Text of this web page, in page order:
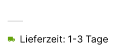
Lieferzeit: 1-3 Tage